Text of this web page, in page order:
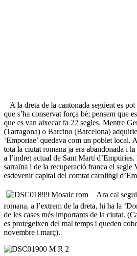
A la dreta de la cantonada següent es
que s’ha conservat força bé; pensem que
que es van aixecar fa 22 segles. Mentre
(Tarragona) o Barcino (Barcelona)
‘Emporiae’ quedava com un poblet local.
tota la ciutat romana ja era abandonada i
a l’indret actual de Sant Martí
sarraïna i de la recuperació franca el
esdevenir capital del comtat carolingi
Ara cal
romana, a l’extrem de la dreta, hi ha la
de les cases més importants de la ciutat.
es protegeixen del mal temps i queden
novembre i març).